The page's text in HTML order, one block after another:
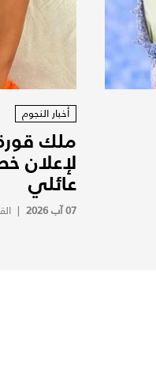
أخبار النجوم
ملك
لإعلان
عائلي
07 آب 2026 |